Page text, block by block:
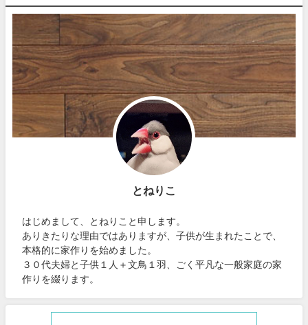
とねりこ
はじめまして、とねりこと申します。
ありきたりな理由ではありますが、子供が生まれたことで、
本格的に家作りを始めました。
３０代夫婦と子供１人＋文鳥１羽、ごく平凡な一般家庭の家
作りを綴ります。